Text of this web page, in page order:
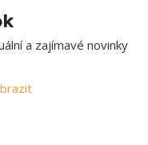
a zajímavé novinky